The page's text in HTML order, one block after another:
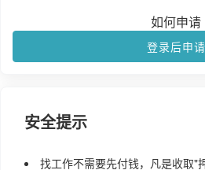
如何申请
登录后申请
安全提示
找工作不需要先付钱，凡是收取"